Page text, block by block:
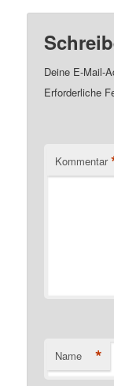
Deine E-Mail-
Erforderliche
Kommentar
Name *